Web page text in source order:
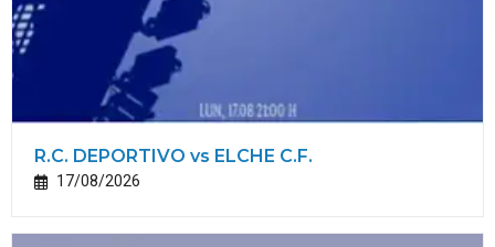
R.C. DEPORTIVO vs ELCHE C.F.
17/08/2026